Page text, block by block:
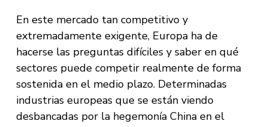
En este mercado tan competitivo y
extremadamente exigente, Europa ha de
hacerse las preguntas difíciles y saber en qué
sectores puede competir realmente de forma
sostenida en el medio plazo. Determinadas
industrias europeas que se están viendo
desbancadas por la hegemonía China en el